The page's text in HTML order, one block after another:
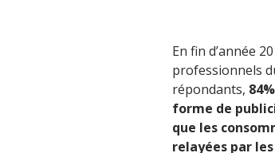
En fin d’année
professionnels
répondants,
forme de
que les
relayées par